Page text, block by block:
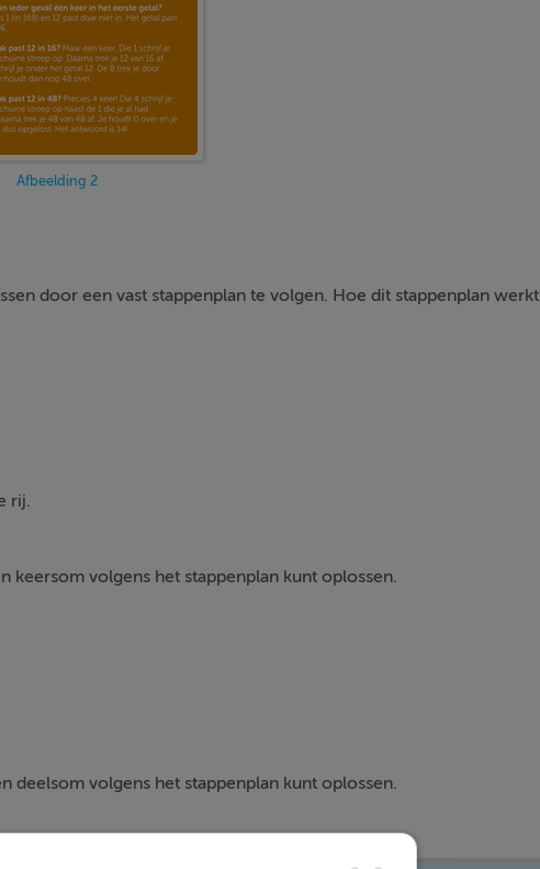
Afbeelding 2
door een vast stappenplan te volgen. Hoe dit stappenplan werkt
rij.
keersom volgens het stappenplan kunt oplossen.
deelsom volgens het stappenplan kunt oplossen.